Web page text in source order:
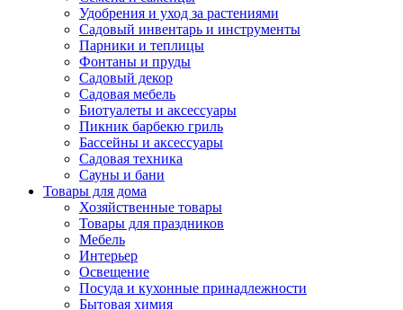
Удобрения и уход за растениями
Садовый инвентарь и инструменты
Парники и теплицы
Фонтаны и пруды
Садовый декор
Садовая мебель
Биотуалеты и аксессуары
Пикник барбекю гриль
Бассейны и аксессуары
Садовая техника
Сауны и бани
Товары для дома
Хозяйственные товары
Товары для праздников
Мебель
Интерьер
Освещение
Посуда и кухонные принадлежности
Бытовая химия